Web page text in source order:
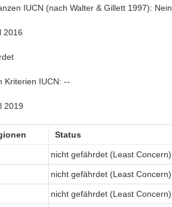
IUCN (nach Walter & Gillett 1997): Nein
2016
Kriterien IUCN: --
2019
Status
nicht gefährdet (Least Concern)
nicht gefährdet (Least Concern)
nicht gefährdet (Least Concern)